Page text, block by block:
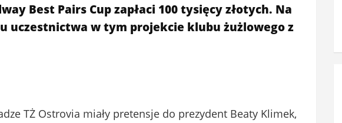
Best Pairs Cup zapłaci 100 tysięcy złotych. Na
uczestnictwa w tym projekcie klubu żużlowego z
TŻ Ostrovia miały pretensje do prezydent Beaty Klimek,